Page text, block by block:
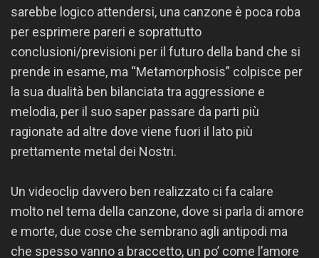
sarebbe logico attendersi, una canzone è poca roba
per esprimere pareri e soprattutto
conclusioni/previsioni per il futuro della band che si
prende in esame, ma “Metamorphosis” colpisce per
la sua dualità ben bilanciata tra aggressione e
melodia, per il suo saper passare da parti più
ragionate ad altre dove viene fuori il lato più
prettamente metal dei Nostri.
Un videoclip davvero ben realizzato ci fa calare
molto nel tema della canzone, dove si parla di amore
e morte, due cose che sembrano agli antipodi ma
che spesso vanno a braccetto, un po’ come l’amore